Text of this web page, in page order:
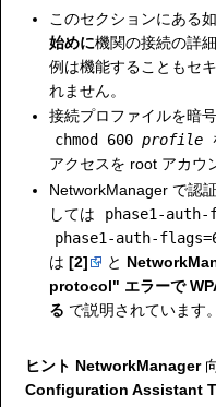
このセクションにある
始めに機関の接続の詳
例は機能することもセ
れません。
接続プロファイルを暗
chmod 600 profile
アクセスを root アカウ
NetworkManager で認
しては
phase1-auth-
phase1-auth-
は[2] と
protocol" エラーで
る で説明されています。
ヒント NetworkManager
Configuration Assistant